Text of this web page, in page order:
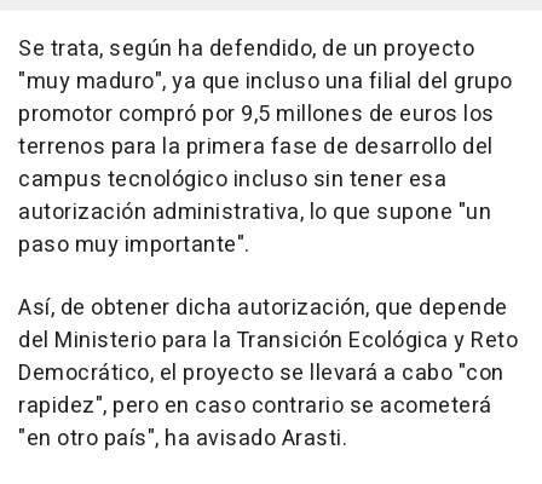
Se trata, según ha defendido, de un proyecto
"muy maduro", ya que incluso una filial del grupo
promotor compró por 9,5 millones de euros los
terrenos para la primera fase de desarrollo del
campus tecnológico incluso sin tener esa
autorización administrativa, lo que supone "un
paso muy importante".
Así, de obtener dicha autorización, que depende
del Ministerio para la Transición Ecológica y Reto
Democrático, el proyecto se llevará a cabo "con
rapidez", pero en caso contrario se acometerá
"en otro país", ha avisado Arasti.